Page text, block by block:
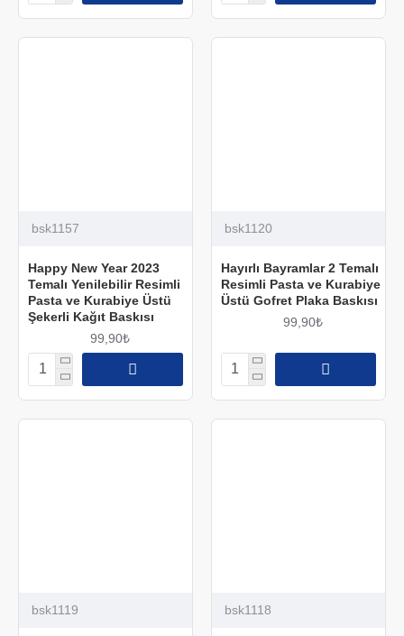
bsk1157
Happy New Year 2023
Temalı Yenilebilir Resimli
Pasta ve Kurabiye Üstü
Şekerli Kağıt Baskısı
99,90₺
bsk1120
Hayırlı Bayramlar 2 Temalı
Resimli Pasta ve Kurabiye
Üstü Gofret Plaka Baskısı
99,90₺
bsk1119 bsk1118